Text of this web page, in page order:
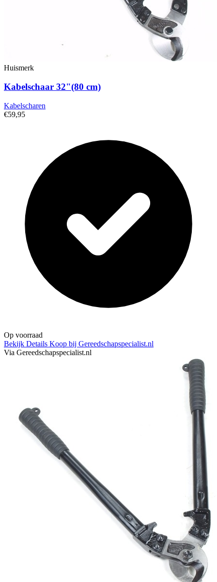
Huismerk
Kabelschaar 32"(80 cm)
Kabelscharen
€59,95
Op voorraad
Bekijk Details Koop bij Gereedschapspecialist.nl
Via Gereedschapspecialist.nl